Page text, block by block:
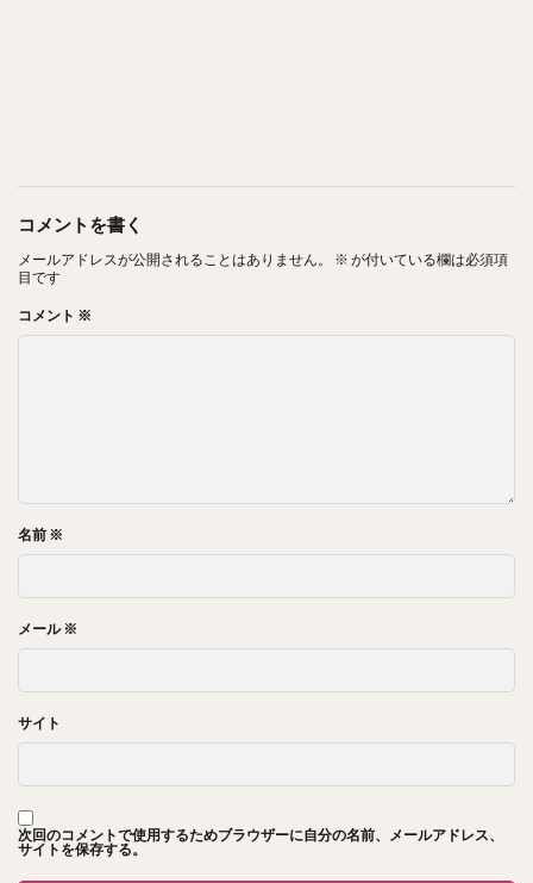
コメントを書く
メールアドレスが公開されることはありません。 ※ が付いている欄は必須項
目です
コメント ※
名前 ※
メール※
サイト
次回のコメントで使用するためブラウザーに自分の名前、メールアドレス、
サイトを保存する。